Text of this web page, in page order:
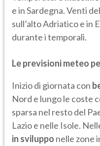
e in Sardegna. Venti
sull’alto Adriatico e in
durante i temporali.
Le previsioni meteo
Inizio di giornata con
Nord e lungo le coste
sparsa nel resto del
Lazio e nelle Isole.
in sviluppo nelle zone